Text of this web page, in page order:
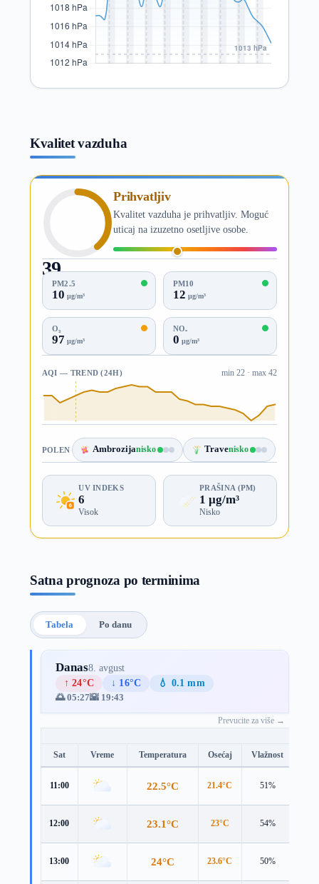
Kvalitet vazduha
39
AQI
Prihvatljiv
Kvalitet vazduha je prihvatljiv. Moguć
uticaj na izuzetno osetljive osobe.
PM2.5
10 µg/m³
PM10
12 µg/m³
O₃
97 µg/m³
NO₂
0 µg/m³
AQI — TREND (24H) min 22 · max 42
POLEN Ambrozijanisko Travenisko
UV INDEKS
6
Visok
PRAŠINA (PM)
1 µg/m³
Nisko
Satna prognoza po terminima
Tabela Po danu
Danas8. avgust
↑ 24°C
↓ 16°C
💧 0.1 mm
🌅 05:27🌇 19:43
Prevucite za više →
Sat Vreme Temperatura Osećaj Vlažnost
11:00 22.5°C 21.4°C 51%
12:00 23.1°C 23°C 54%
13:00 24°C 23.6°C 50%